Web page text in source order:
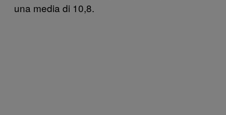
una media di 10,8.